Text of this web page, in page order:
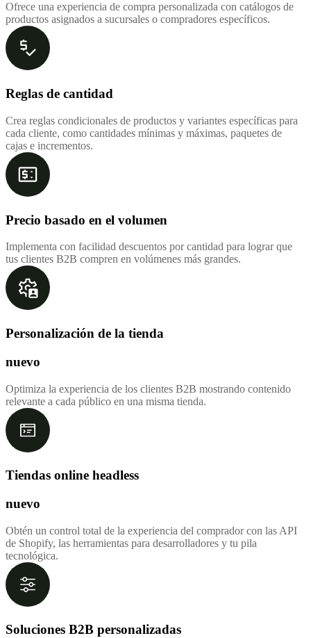
Ofrece una experiencia de compra personalizada con catálogos de
productos asignados a sucursales o compradores específicos.
Reglas de cantidad
Crea reglas condicionales de productos y variantes específicas para
cada cliente, como cantidades mínimas y máximas, paquetes de
cajas e incrementos.
Precio basado en el volumen
Implementa con facilidad descuentos por cantidad para lograr que
tus clientes B2B compren en volúmenes más grandes.
Personalización de la tienda
nuevo
Optimiza la experiencia de los clientes B2B mostrando contenido
relevante a cada público en una misma tienda.
Tiendas online headless
nuevo
Obtén un control total de la experiencia del comprador con las API
de Shopify, las herramientas para desarrolladores y tu pila
tecnológica.
Soluciones B2B personalizadas